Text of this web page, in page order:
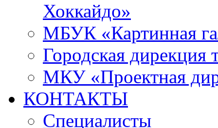
Хоккайдо»
МБУК «Картинная
Городская дирекция
МКУ «Проектная
КОНТАКТЫ
Специалисты